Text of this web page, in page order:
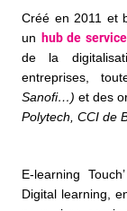
Créé en 2011 et
un hub de
de la
entreprises,
Sanofi…)et des
Polytech, CCI de
E-learning
Digital learning,